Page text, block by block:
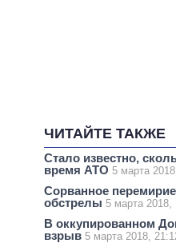
ЧИТАЙТЕ ТАКЖЕ
Стало известно,
время АТО 5 марта
Сорванное
обстрелы 5 марта 2018,
В оккупированном
взрыв 5 марта 2018,